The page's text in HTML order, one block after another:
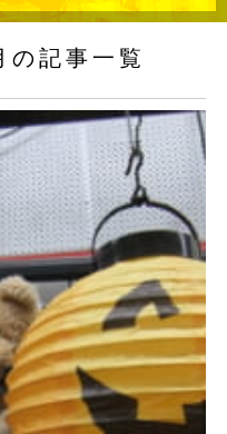
記事一覧